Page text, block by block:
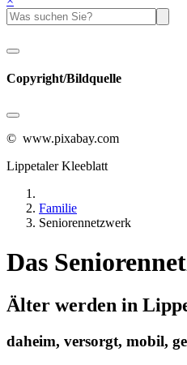
Copyright/Bildquelle
© www.pixabay.com
Lippetaler Kleeblatt
Familie
Seniorennetzwerk
Das
Älter werden in
daheim, versorgt, mobil,